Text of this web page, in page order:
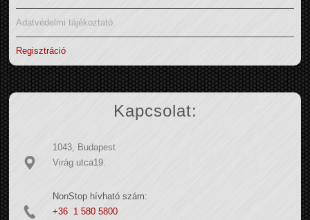
Adatvédelmi tájékoztató
Regisztráció
Kapcsolat:
1043, Budapest
Virág utca19.
NonStop hívható szám:
+36 1 580 5800